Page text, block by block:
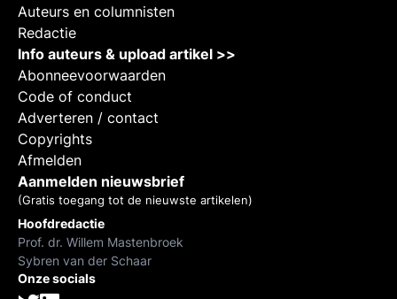
Auteurs en columnisten
Redactie
Info auteurs & upload artikel >>
Abonneevoorwaarden
Code of conduct
Adverteren / contact
Copyrights
Afmelden
Aanmelden nieuwsbrief
(Gratis toegang tot de nieuwste artikelen)
Hoofdredactie
Prof. dr. Willem Mastenbroek
Sybren van der Schaar
Onze socials